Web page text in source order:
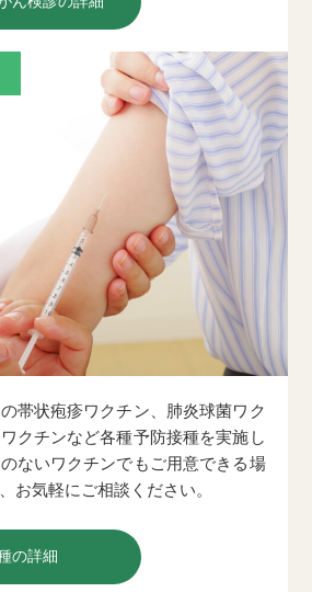
帯状疱疹ワクチン、肺炎球菌ワク
クチンなど各種予防接種を実施し
ないワクチンでもご用意できる場
お気軽にご相談ください。
の詳細